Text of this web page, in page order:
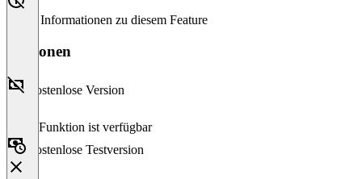
Keine Informationen zu diesem Feature
Versionen
Kostenlose Version
Diese Funktion ist verfügbar
Kostenlose Testversion